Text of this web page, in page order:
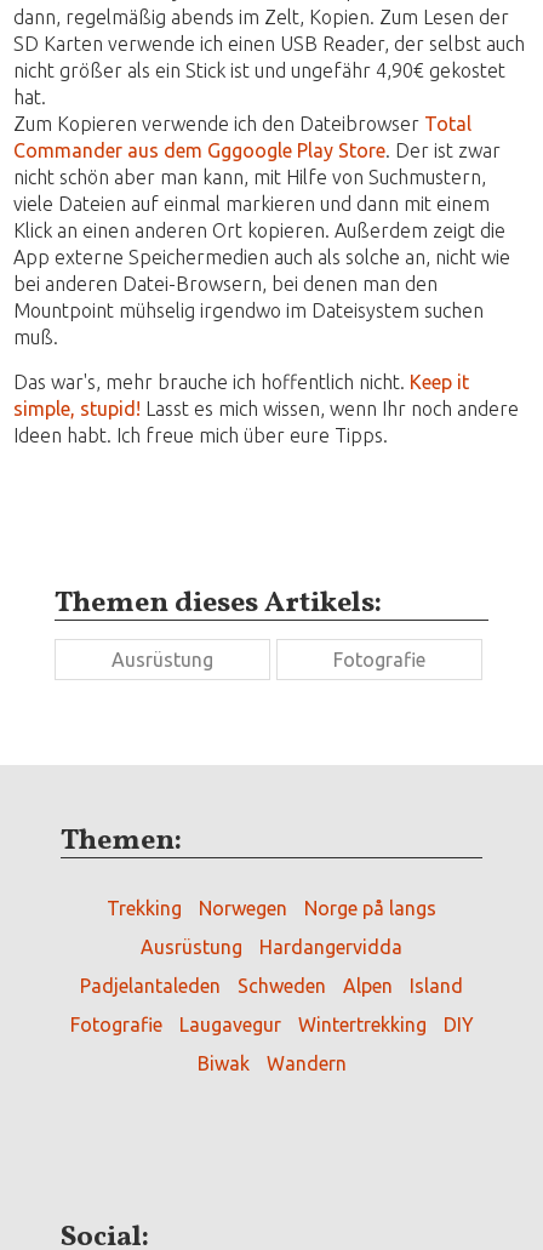
dann, regelmäßig abends im Zelt, Kopien. Zum Lesen der
SD Karten verwende ich einen USB Reader, der selbst auch
nicht größer als ein Stick ist und ungefähr 4,90€ gekostet
hat.
Zum Kopieren verwende ich den Dateibrowser Total
Commander aus dem Gggoogle Play Store. Der ist zwar
nicht schön aber man kann, mit Hilfe von Suchmustern,
viele Dateien auf einmal markieren und dann mit einem
Klick an einen anderen Ort kopieren. Außerdem zeigt die
App externe Speichermedien auch als solche an, nicht wie
bei anderen Datei-Browsern, bei denen man den
Mountpoint mühselig irgendwo im Dateisystem suchen
muß.
Das war's, mehr brauche ich hoffentlich nicht. Keep it
simple, stupid! Lasst es mich wissen, wenn Ihr noch andere
Ideen habt. Ich freue mich über eure Tipps.
Themen dieses Artikels:
Ausrüstung Fotografie
Themen:
Trekking Norwegen
Norge på langs
Ausrüstung
Hardangervidda
Padjelantaleden
Schweden Alpen
Island
Fotografie
Laugavegur Wintertrekking
DIY
Biwak
Wandern
Social: